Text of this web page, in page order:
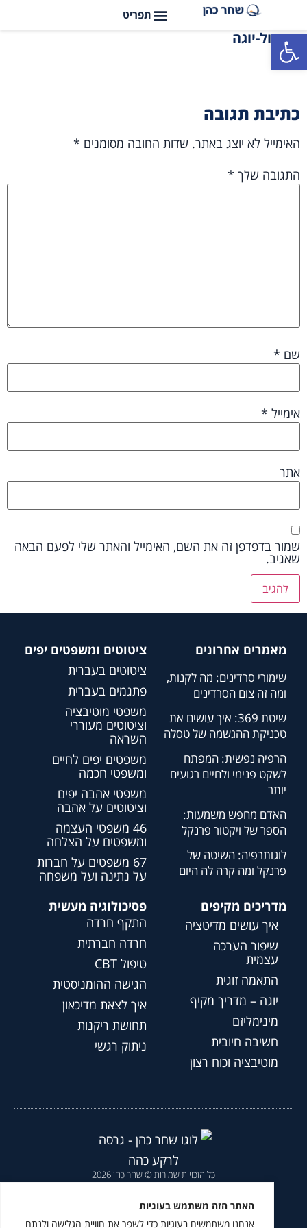
פתח סרגל נגישות
האתר הזה משתמש בעוגיות
אנחנו משתמשים בעוגיות כדי לשפר את חוויית הגלישה ולנתח
פיתול-יוגה
כתיבת תגובה
האימייל לא יוצג באתר. שדות החובה מסומנים *
התגובה שלך *
שם *
אימייל *
אתר
שמור בדפדפן זה את השם, האימייל והאתר שלי לפעם הבאה
שאגיב.
מאמרים אחרונים
שימורי סרדינים: מה לקנות,
ומה זה צום הסרדינים
שיטת 369: איך עושים את
טכניקת ההגשמה של טסלה
הרפיה נפשית: המפתח
לשקט פנימי ולחיים רגועים
יותר
האדם מחפש משמעות:
הספר של ויקטור פרנקל
לוגותרפיה: השיטה של
פרנקל ומה קרה לה היום
ציטוטים ומשפטים יפים
ציטוטים בעברית
פתגמים בעברית
משפטי מוטיבציה
וציטוטים מעוררי
השראה
משפטים יפים לחיים
ומשפטי חכמה
משפטי אהבה יפים
וציטוטים על אהבה
46 משפטי העצמה
ומשפטים על הצלחה
67 משפטים על חברות
על נתינה ועל משפחה
מדריכים מקיפים
איך עושים מדיטציה
שיפור הערכה
עצמית
התאמה זוגית
יוגה – מדריך מקיף
מינימליזם
חשיבה חיובית
מוטיבציה וכוח רצון
פסיכולוגיה מעשית
התקף חרדה
חרדה חברתית
טיפול CBT
הגישה ההומניסטית
איך לצאת מדיכאון
תחושת ריקנות
ניתוק רגשי
כל הזכויות שמורות © שחר כהן 2026
הצהרת נגישות|מדיניות פרטיות